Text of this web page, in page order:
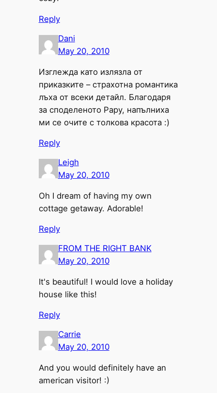
Reply
Dani
May 20, 2010
Изглежда като излязла от
приказките – страхотна романтика
лъха от всеки детайл. Благодаря
за споделеното Рару, напълниха
ми се очите с толкова красота :)
Reply
Leigh
May 20, 2010
Oh I dream of having my own
cottage getaway. Adorable!
Reply
FROM THE RIGHT BANK
May 20, 2010
It's beautiful! I would love a holiday
house like this!
Reply
Carrie
May 20, 2010
And you would definitely have an
american visitor! :)